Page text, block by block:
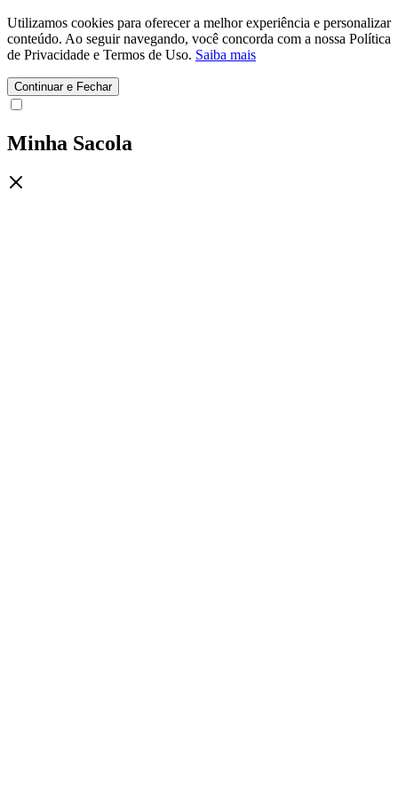
Utilizamos cookies para oferecer a melhor experiência e personalizar
conteúdo. Ao seguir navegando, você concorda com a nossa Política
de Privacidade e Termos de Uso. Saiba mais
Continuar e Fechar
Minha Sacola